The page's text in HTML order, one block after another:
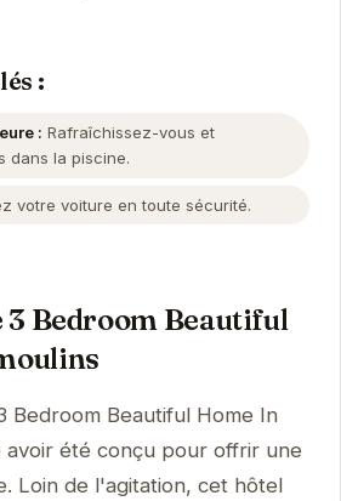
:
: Rafraîchissez-vous et
dans la piscine.
votre voiture en toute sécurité.
3 Bedroom Beautiful
Bedroom Beautiful Home In
avoir été conçu pour offrir une
Loin de l'agitation, cet hôtel